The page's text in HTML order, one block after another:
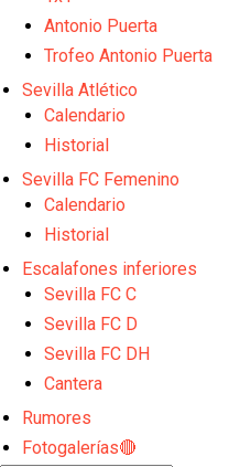
El Sevilla FC plantea
Djibril Sow pone rumbo
Kochorashvili, seria
Crónica Pretemporada I
Antonio Puerta
Trofeo Antonio Puerta
Sevilla Atlético
Calendario
Historial
Sevilla FC Femenino
Calendario
Historial
Escalafones inferiores
Sevilla FC C
Sevilla FC D
Sevilla FC DH
Cantera
Rumores
Fotogalerías🔴